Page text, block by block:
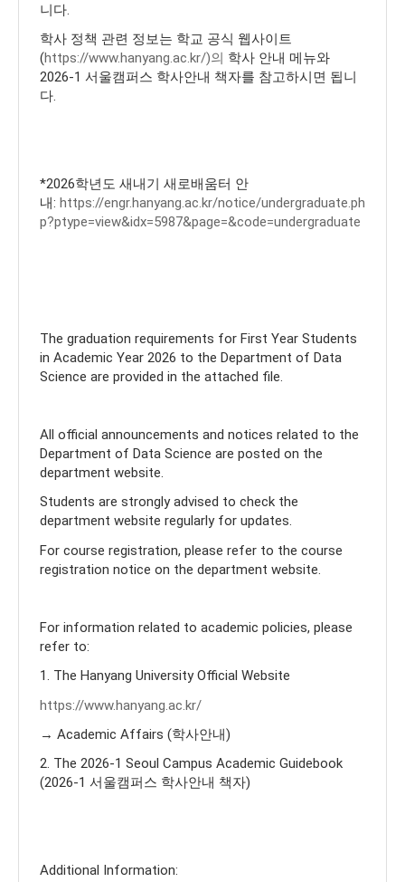
니다.
학사 정책 관련 정보는 학교 공식 웹사이트
(https://www.hanyang.ac.kr/)의 학사 안내 메뉴와
2026-1 서울캠퍼스 학사안내 책자를 참고하시면 됩니
다.
*2026학년도 새내기 새로배움터 안
내: https://engr.hanyang.ac.kr/notice/undergraduate.ph
p?ptype=view&idx=5987&page=&code=undergraduate
The graduation requirements for First Year Students
in Academic Year 2026 to the Department of Data
Science are provided in the attached file.
All official announcements and notices related to the
Department of Data Science are posted on the
department website.
Students are strongly advised to check the
department website regularly for updates.
For course registration, please refer to the course
registration notice on the department website.
For information related to academic policies, please
refer to:
1. The Hanyang University Official Website
https://www.hanyang.ac.kr/
→ Academic Affairs (학사안내)
2. The 2026-1 Seoul Campus Academic Guidebook
(2026-1 서울캠퍼스 학사안내 책자)
Additional Information: